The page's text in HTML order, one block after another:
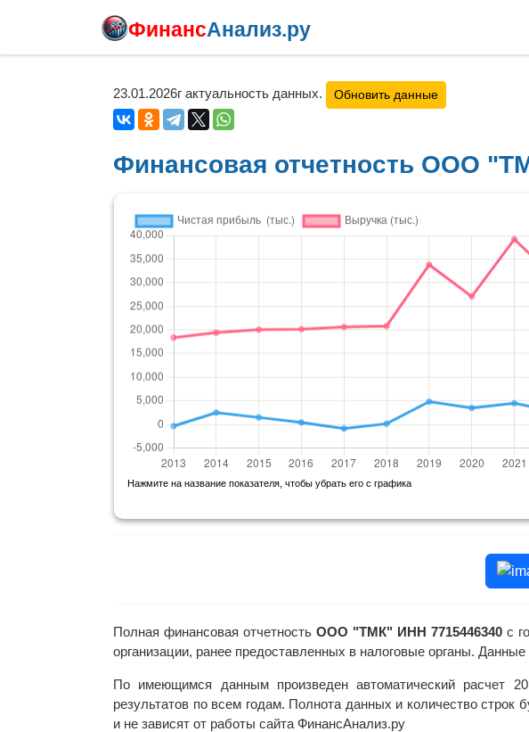
ФинансАнализ.ру
23.01.2026г актуальность данных. Обновить данные
Финансовая отчетность ООО
Нажмите на название показателя, чтобы убрать его с графика
Полная финансовая отчетностьООО "ТМК" ИНН 7715446340 с
организации, ранее предоставленных в налоговые органы.
По имеющимся данным произведен автоматический расчет
результатов по всем годам. Полнота данных и количество строк
и не зависят от работы сайта ФинансАнализ.ру